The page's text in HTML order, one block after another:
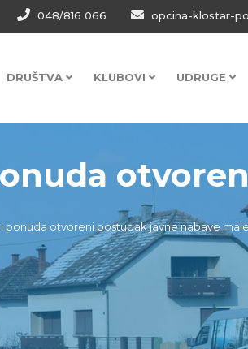
048/816 066 opcina-klostar-
DRUŠTVA KLUBOVI UDRUGE
otvoreni postupak javne nabave male